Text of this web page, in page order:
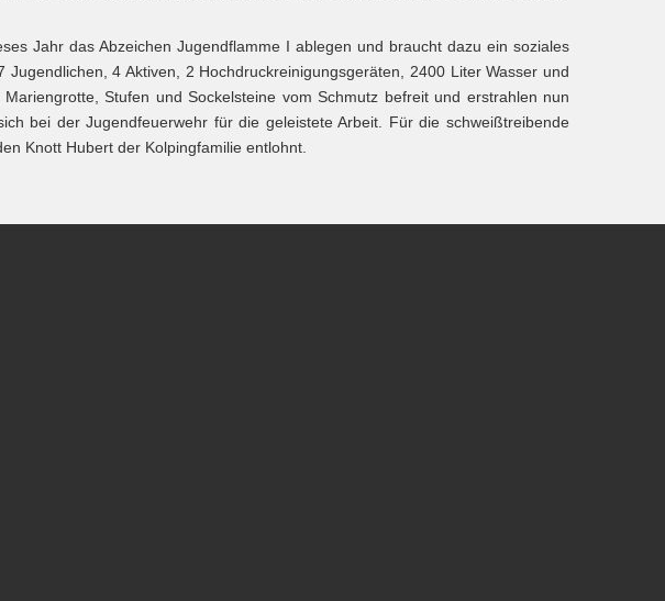
Jahr das Abzeichen Jugendflamme I ablegen und braucht dazu ein soziales
4 Aktiven, 2 Hochdruckreinigungsgeräten, 2400 Liter Wasser und
Stufen und Sockelsteine vom Schmutz befreit und erstrahlen nun
bei der Jugendfeuerwehr für die geleistete Arbeit. Für die schweißtreibende
Knott Hubert der Kolpingfamilie entlohnt.